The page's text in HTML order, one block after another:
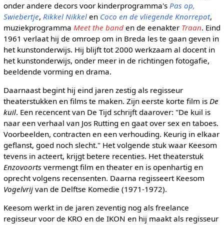
onder andere decors voor kinderprogramma's Pas op,
Swiebertje, Rikkel Nikkelen Coco en de vliegende Knorrepot,
muziekprogramma Meet the banden de eenakter Traan. Eind
1961 verlaat hij de omroep om in Breda les te gaan geven in
het kunstonderwijs. Hij blijft tot 2000 werkzaam al docent in
het kunstonderwijs, onder meer in de richtingen fotogafie,
beeldende vorming en drama.
Daarnaast begint hij eind jaren zestig als regisseur
theaterstukken en films te maken. Zijn eerste korte film is De
kuil. Een recencent van De Tijd schrijft daarover: "De kuil is
naar een verhaal van Jos Rutting en gaat over sex en taboes.
Voorbeelden, contracten en een verhouding. Keurig in elkaar
geflanst, goed noch slecht." Het volgende stuk waar Keesom
tevens in acteert, krijgt betere recenties. Het theaterstuk
Enzovoorts vermengt film en theater en is openhartig en
oprecht volgens recensenten. Daarna regisseert Keesom
Vogelvrijvan de Delftse Komedie (1971-1972).
Keesom werkt in de jaren zeventig nog als freelance
regisseur voor de KRO en de IKON en hij maakt als regisseur